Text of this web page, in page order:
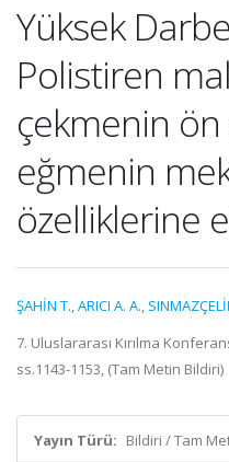
Yüksek
Polistiren
çekmenin
eğmenin
özelliklerine
ŞAHİN T.,ARICI A. A.,
7. Uluslararası Kırılma
ss.1143-1153, (Tam Metin Bildiri)
Yayın Türü: Bildiri / Tam